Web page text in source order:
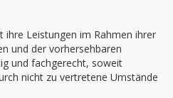
ihre Leistungen im Rahmen ihrer
und der vorhersehbaren
und fachgerecht, soweit
nicht zu vertretene Umstände